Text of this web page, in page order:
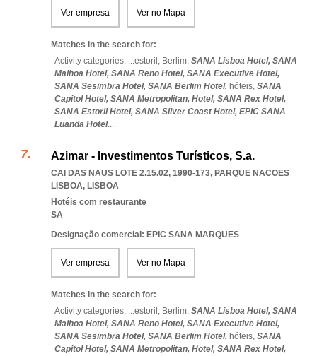
Ver empresa Ver no Mapa
Matches in the search for:
Activity categories: ...estoril, Berlim, SANA Lisboa Hotel, SANA
Malhoa Hotel, SANA Reno Hotel, SANA Executive Hotel,
SANA Sesimbra Hotel, SANA Berlim Hotel, hóteis, SANA
Capitol Hotel, SANA Metropolitan, Hotel, SANA Rex Hotel,
SANA Estoril Hotel, SANA Silver Coast Hotel, EPIC SANA
Luanda Hotel...
Azimar - Investimentos Turísticos, S.a.
CAI DAS NAUS LOTE 2.15.02, 1990-173, PARQUE NACOES
LISBOA, LISBOA
Hotéis com restaurante
SA
Designação comercial: EPIC SANA MARQUES
Ver empresa Ver no Mapa
Matches in the search for:
Activity categories: ...estoril, Berlim, SANA Lisboa Hotel, SANA
Malhoa Hotel, SANA Reno Hotel, SANA Executive Hotel,
SANA Sesimbra Hotel, SANA Berlim Hotel, hóteis, SANA
Capitol Hotel, SANA Metropolitan, Hotel, SANA Rex Hotel,